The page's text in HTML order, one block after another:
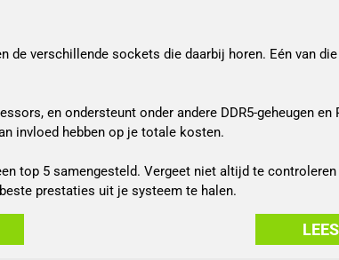
de verschillende sockets die daarbij horen. Eén van
en ondersteunt onder andere DDR5-geheugen
invloed hebben op je totale kosten.
top 5 samengesteld. Vergeet niet altijd te
prestaties uit je systeem te halen.